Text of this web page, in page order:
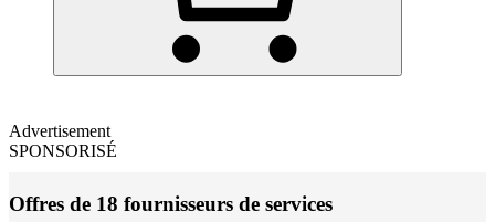
Advertisement
SPONSORISÉ
Offres de 18 fournisseurs de services